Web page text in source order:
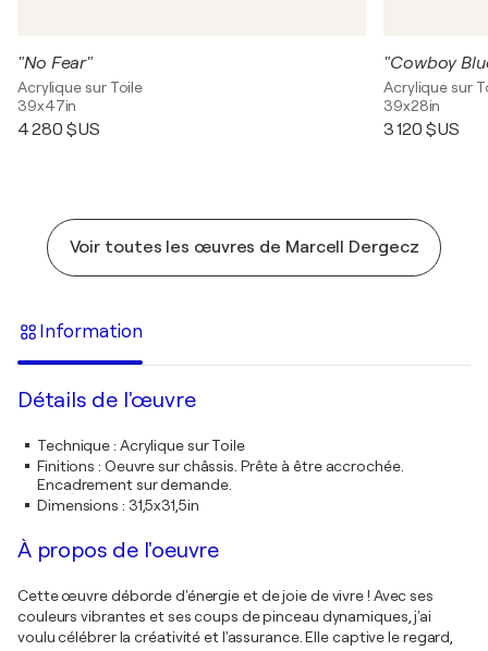
"No Fear"
Acrylique sur Toile
39x47in
4 280 $US
"Cowboy
Acrylique sur
39x28in
3 120 $US
Voir toutes les œuvres de Marcell Dergecz
Information
Détails de l'œuvre
Technique: Acrylique sur Toile
Finitions : Oeuvre sur châssis. Prête à être accrochée.
Encadrement sur demande.
Dimensions : 31,5x31,5in
À propos de l'oeuvre
Cette œuvre déborde d'énergie et de joie de vivre ! Avec ses
couleurs vibrantes et ses coups de pinceau dynamiques, j'ai
voulu célébrer la créativité et l'assurance. Elle captive le regard,